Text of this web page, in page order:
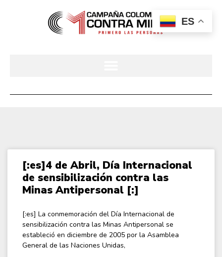
[:es]4 de Abril, Día Internacional
de sensibilización contra las
Minas Antipersonal [:]
[:es] La conmemoración del Día Internacional de
sensibilización contra las Minas Antipersonal se
estableció en diciembre de 2005 por la Asamblea
General de las Naciones Unidas,
ES